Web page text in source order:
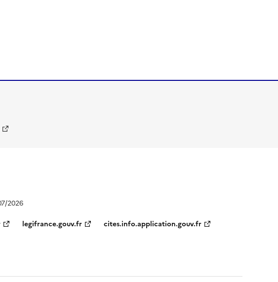
2026
legifrance.gouv.fr cites.info.application.gouv.fr